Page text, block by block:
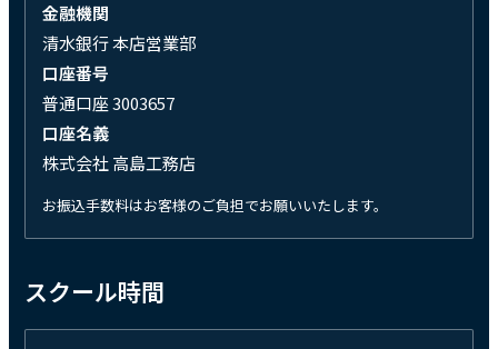
金融機関
清水銀行 本店営業部
口座番号
普通口座 3003657
口座名義
株式会社 高島工務店
お振込手数料はお客様のご負担でお願いいたします。
スクール時間